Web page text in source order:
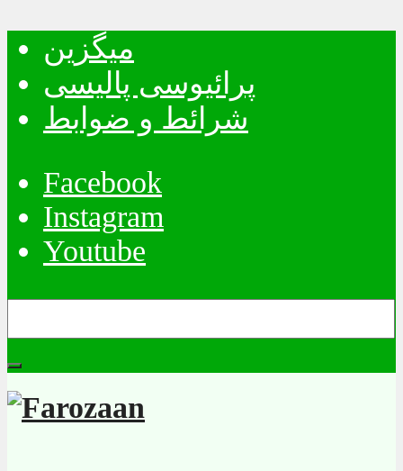
میگزین
پرائیوسی پالیسی
شرائط و ضوابط
Facebook
Instagram
Youtube